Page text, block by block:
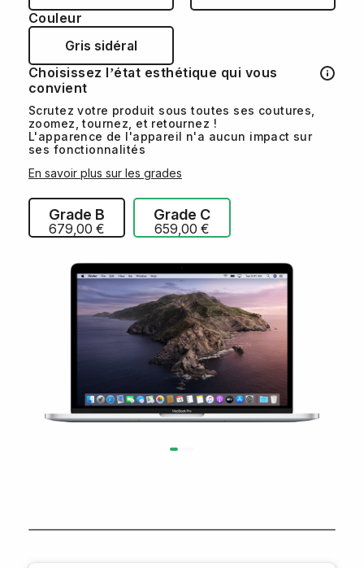
Couleur
Gris sidéral
Choisissez l’état esthétique qui vous
convient
Scrutez votre produit sous toutes ses coutures,
zoomez, tournez, et retournez !
L'apparence de l'appareil n'a aucun impact sur
ses fonctionnalités
En savoir plus sur les grades
Grade B
679,00 €
Grade C
659,00 €